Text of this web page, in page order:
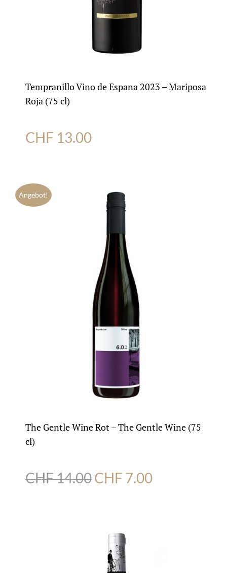
Tempranillo Vino de Espana 2023 – Mariposa
Roja (75 cl)
CHF 13.00
Angebot!
The Gentle Wine Rot – The Gentle Wine (75
cl)
CHF14.00Ursprünglicher
CHF 14.00
CHF 7.00Aktueller